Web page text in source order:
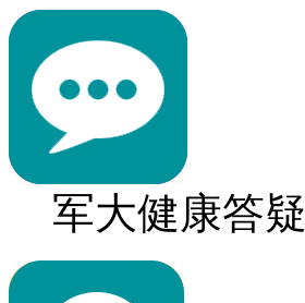
军大健康答疑